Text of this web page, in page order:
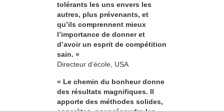
tolérants les uns envers les
autres, plus prévenants, et
qu’ils comprennent mieux
l’importance de donner et
d’avoir un esprit de compétition
sain. »
Directeur d’école, USA
« Le chemin du bonheur donne
des résultats magnifiques. Il
apporte des méthodes solides,